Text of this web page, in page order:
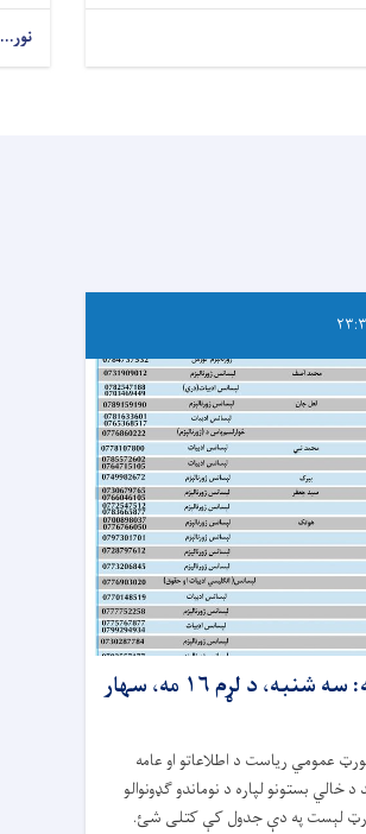
نور...
د ازموینې نېټه: سه شنبه، د لړم ۱۶ مه، سهار
عمومي ریاست د اطلاعاتو او عامه
خالي بستونو لپاره د نوماندو ګډونوالو
لېست په دې جدول کې کتلی شئ.